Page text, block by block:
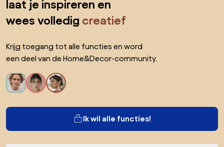
laat je inspireren en
wees volledig creatief
Krijg toegang tot alle functies en word
een deel van de Home&Decor-community.
Ik wil alle functies!